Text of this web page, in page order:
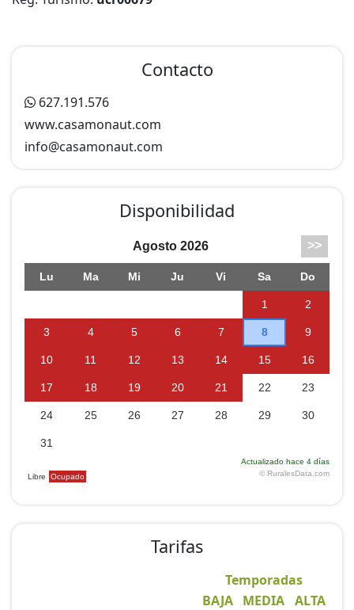
Contacto
627.191.576
www.casamonaut.com
info@casamonaut.com
Disponibilidad
Tarifas
Temporadas
BAJA MEDIA ALTA